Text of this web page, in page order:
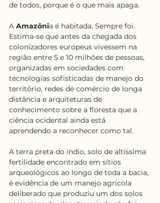
de todos, porque é o que mais apaga.
A Amazônia é habitada. Sempre foi.
Estima-se que antes da chegada dos
colonizadores europeus vivessem na
região entre 5 e 10 milhões de pessoas,
organizadas em sociedades com
tecnologias sofisticadas de manejo do
território, redes de comércio de longa
distância e arquiteturas de
conhecimento sobre a floresta que a
ciência ocidental ainda está
aprendendo a reconhecer como tal.
A terra preta do índio, solo de altíssima
fertilidade encontrado em sítios
arqueológicos ao longo de toda a bacia,
é evidência de um manejo agrícola
deliberado que produziu um dos solos